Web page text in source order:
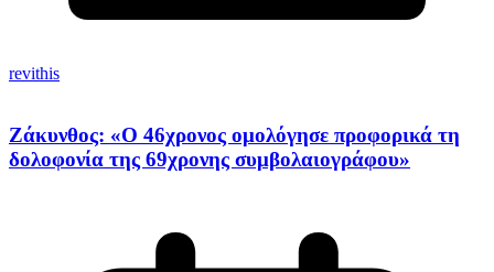
revithis
Ζάκυνθος: «Ο 46χρονος ομολόγησε προφορικά τη
δολοφονία της 69χρονης συμβολαιογράφου»